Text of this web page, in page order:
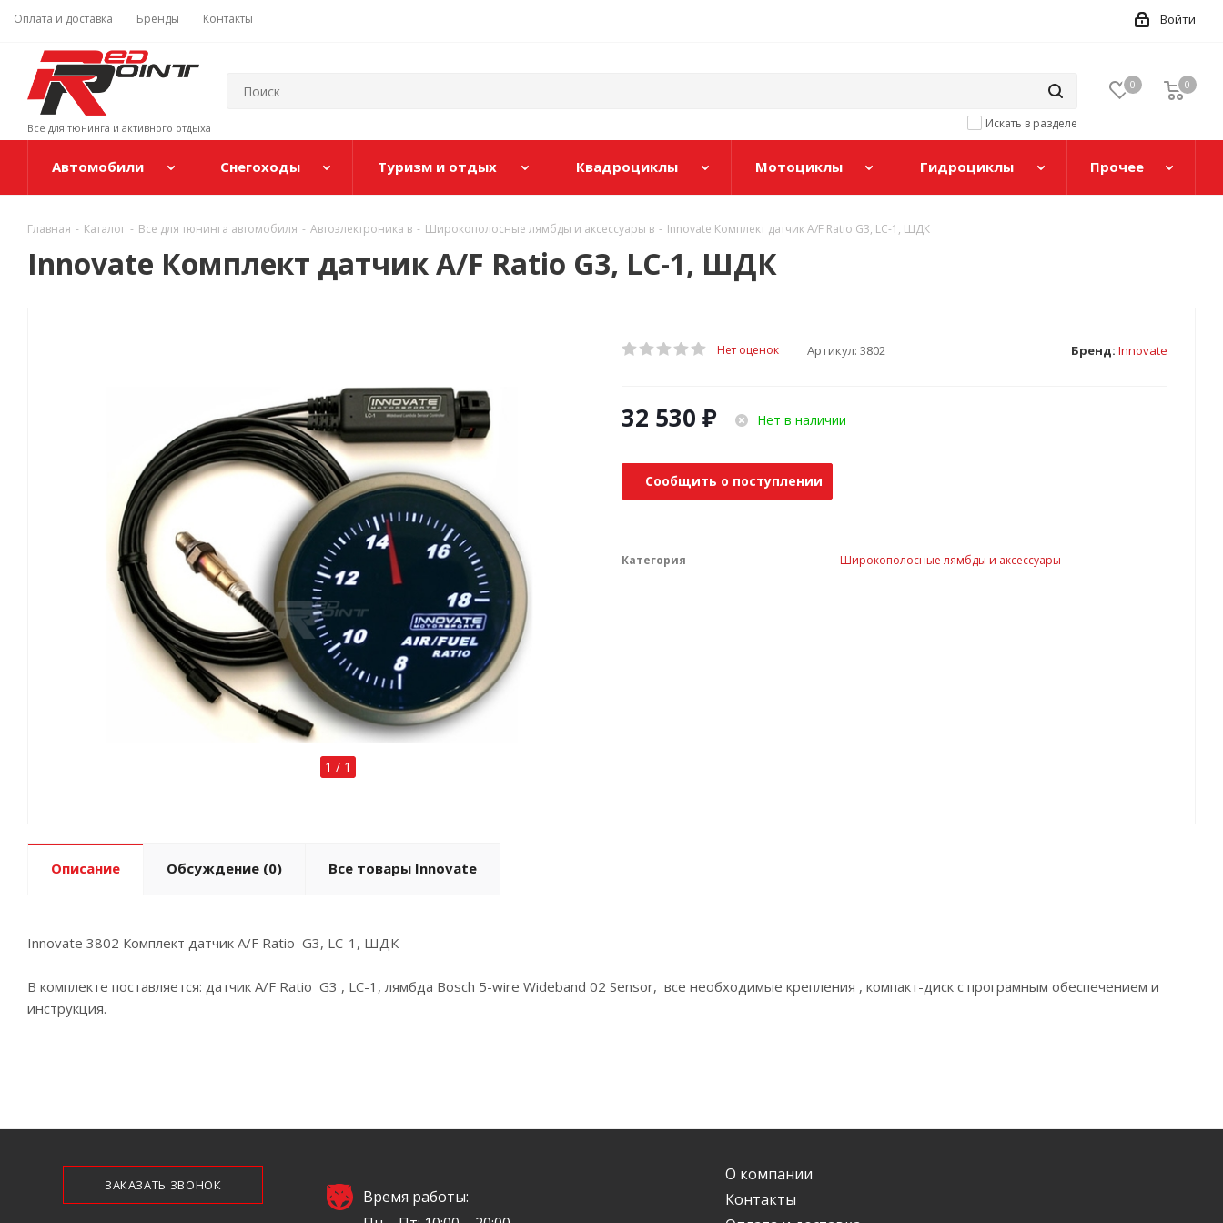
Оплата и доставка Бренды Контакты Войти
Все для тюнинга и активного отдыха Искать в разделе
0 0
Автомобили Снегоходы Туризм и отдых Квадроциклы Мотоциклы Гидроциклы Прочее
Главная - Каталог - Все для тюнинга автомобиля - Автоэлектроника в - Широкополосные лямбды и аксессуары в - Innovate Комплект датчик A/F Ratio G3, LC-1, ШДК
Innovate Комплект датчик A/F Ratio G3, LC-1, ШДК
1 / 1
Нет оценок Артикул: 3802 Бренд: Innovate
32 530 ₽ Нет в наличии
Сообщить о поступлении
Категория Широкополосные лямбды и аксессуары
Описание Обсуждение (0) Все товары Innovate
Innovate 3802 Комплект датчик A/F Ratio G3, LC-1, ШДК
В комплекте поставляется: датчик A/F Ratio G3 , LC-1, лямбда Bosch 5-wire Wideband 02 Sensor, все необходимые крепления , компакт-диск с програмным обеспечением и
инструкция.
ЗАКАЗАТЬ ЗВОНОК
Время работы:
О компании
Контакты